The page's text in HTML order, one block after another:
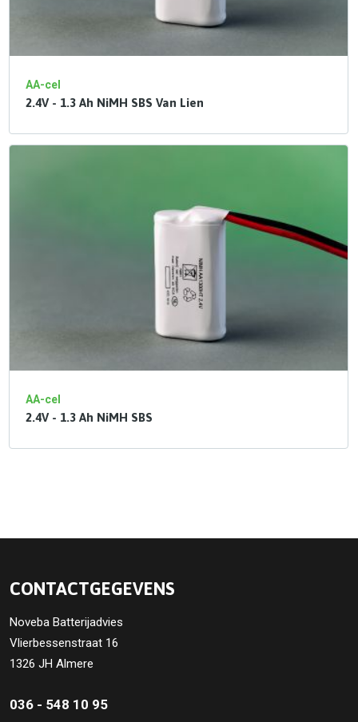
AA-cel
2.4V - 1.3 Ah NiMH SBS Van Lien
AA-cel
2.4V - 1.3 Ah NiMH SBS
CONTACTGEGEVENS
Noveba Batterijadvies
Vlierbessenstraat 16
1326 JH Almere
036 - 548 10 95